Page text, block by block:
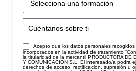
Acepto que los datos personales recogidos
incorporados en la actividad de tratamiento
la titularidad de la mercantil PRODUCTORA DE
Y COMUNICACION S.L. El interesado/a podrá
derechos de acceso, rectificación, supresión u